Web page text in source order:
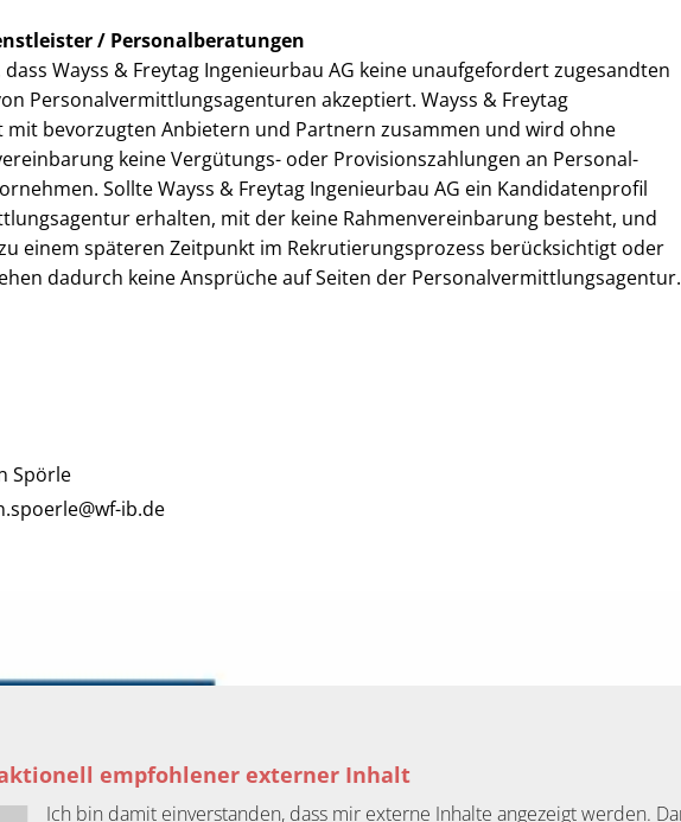
/ Personalberatungen
Wayss & Freytag Ingenieurbau AG keine unaufgefordert zugesandten
Personalvermittlungsagenturen akzeptiert. Wayss & Freytag
mit bevorzugten Anbietern und Partnern zusammen und wird ohne
keine Vergütungs- oder Provisionszahlungen an Personal­
Sollte Wayss & Freytag Ingenieurbau AG ein Kandidatenprofil
erhalten, mit der keine Rahmenvereinbarung besteht, und
einem späteren Zeitpunkt im Rekrutierungs­prozess berücksichtigt oder
dadurch keine Ansprüche auf Seiten der Personalvermittlungsagentur.
Spörle
ib.de
empfohlener externer Inhalt
Ich bin damit einverstanden, dass mir externe Inhalte angezeigt werden.